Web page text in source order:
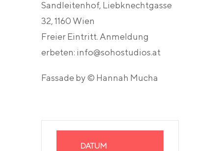
Sandleitenhof, Liebknechtgasse
32, 1160 Wien
Freier Eintritt. Anmeldung
erbeten: info@sohostudios.at
Fassade by © Hannah Mucha
DATUM